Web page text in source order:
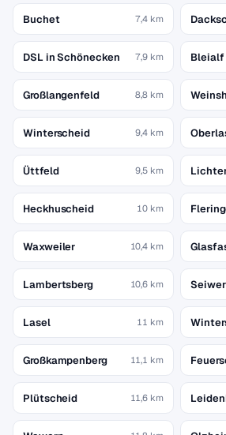
Buchet 7,4 km
DSL in Schönecken 7,9 km Bleialf
Großlangenfeld 8,8 km
Winterscheid 9,4 km
Üttfeld 9,5 km
Heckhuscheid 10 km
Waxweiler 10,4 km
Lambertsberg 10,6 km
Lasel 11 km
Großkampenberg 11,1 km
Plütscheid 11,6 km